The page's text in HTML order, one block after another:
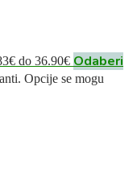
do 36.90€ Odaberi
Opcije se mogu